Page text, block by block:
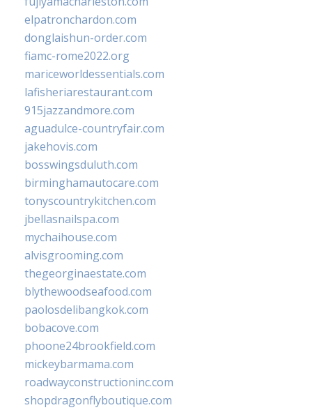
elpatronchardon.com
donglaishun-order.com
fiamc-rome2022.org
mariceworldessentials.com
lafisheriarestaurant.com
915jazzandmore.com
aguadulce-countryfair.com
jakehovis.com
bosswingsduluth.com
birminghamautocare.com
tonyscountrykitchen.com
jbellasnailspa.com
mychaihouse.com
alvisgrooming.com
thegeorginaestate.com
blythewoodseafood.com
paolosdelibangkok.com
bobacove.com
phoone24brookfield.com
mickeybarmama.com
roadwayconstructioninc.com
shopdragonflyboutique.com